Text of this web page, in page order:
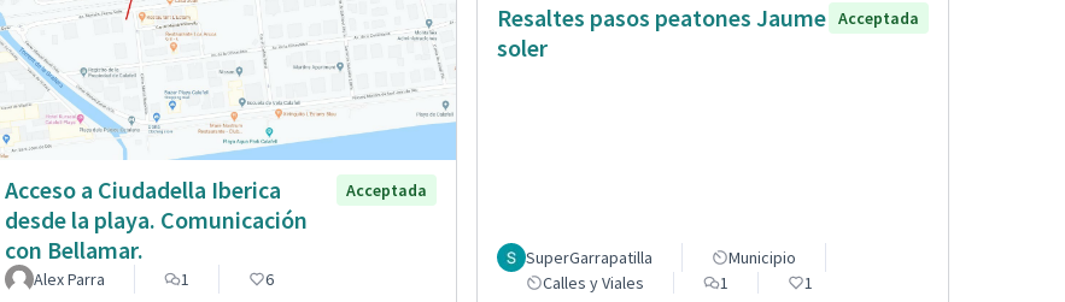
Acceso a Ciudadella Iberica
desde la playa. Comunicación
con Bellamar.
Acceptada
Alex Parra 1 6
Resaltes pasos peatones Jaume
soler
Acceptada
SuperGarrapatilla
Municipio
Calles y Viales
1 1